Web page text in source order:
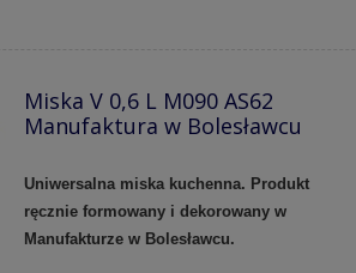
Miska V 0,6 L M090 AS62
Manufaktura w Bolesławcu
Uniwersalna miska kuchenna. Produkt
ręcznie formowany i dekorowany w
Manufakturze w Bolesławcu.